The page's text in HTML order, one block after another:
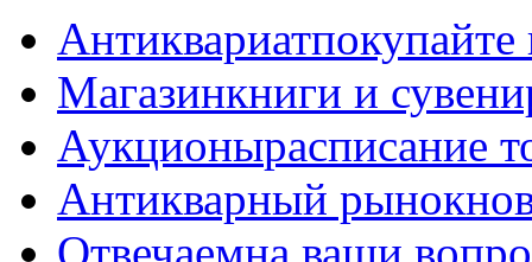
Антиквариатпокупайте
Магазинкниги и
Аукционырасписание
Антикварный рынок